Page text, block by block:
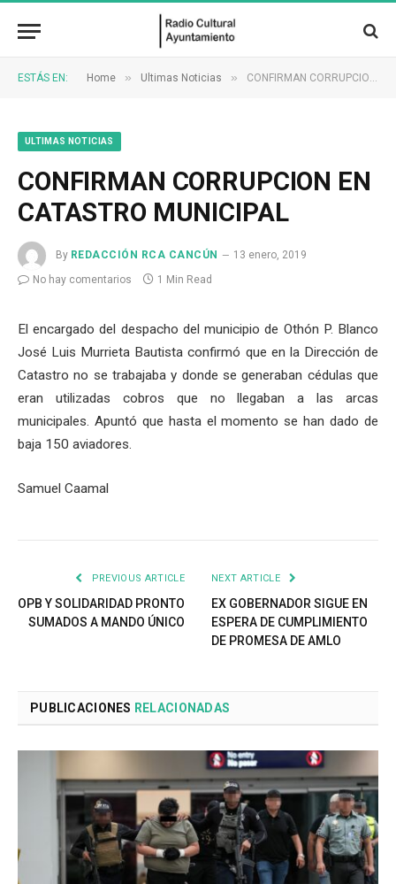
ESTÁS EN: Home » Ultimas Noticias » CONFIRMAN CORRUPCION EN CATASTRO MUNICIPAL
ULTIMAS NOTICIAS
CONFIRMAN CORRUPCION EN
CATASTRO MUNICIPAL
By REDACCIÓN RCA CANCÚN
13 enero, 2019
No hay comentarios
1 Min Read
El encargado del despacho del municipio de Othón P. Blanco
José Luis Murrieta Bautista confirmó que en la Dirección de
Catastro no se trabajaba y donde se generaban cédulas que
eran utilizadas cobros que no llegaban a las arcas
municipales. Apuntó que hasta el momento se han dado de
baja 150 aviadores.
Samuel Caamal
PREVIOUS ARTICLE
OPB Y SOLIDARIDAD PRONTO
SUMADOS A MANDO ÚNICO
NEXT ARTICLE
EX GOBERNADOR SIGUE EN
ESPERA DE CUMPLIMIENTO
DE PROMESA DE AMLO
PUBLICACIONES RELACIONADAS